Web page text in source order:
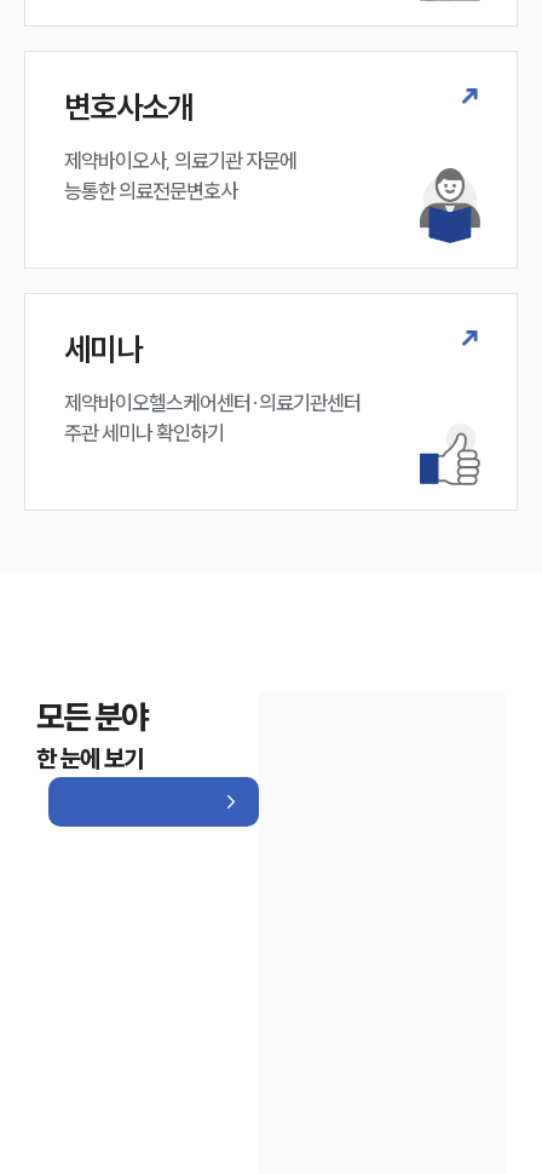
변호사소개
제약바이오사, 의료기관 자문에
능통한 의료전문변호사
세미나
제약바이오헬스케어센터·의료기관센터
주관 세미나 확인하기
모든 분야
한 눈에 보기